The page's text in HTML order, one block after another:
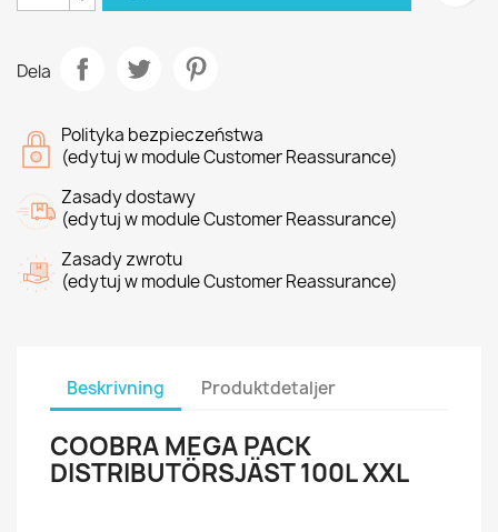
Dela
Polityka bezpieczeństwa
(edytuj w module Customer Reassurance)
Zasady dostawy
(edytuj w module Customer Reassurance)
Zasady zwrotu
(edytuj w module Customer Reassurance)
Beskrivning Produktdetaljer
COOBRA MEGA PACK
DISTRIBUTÖRSJÄST 100L XXL